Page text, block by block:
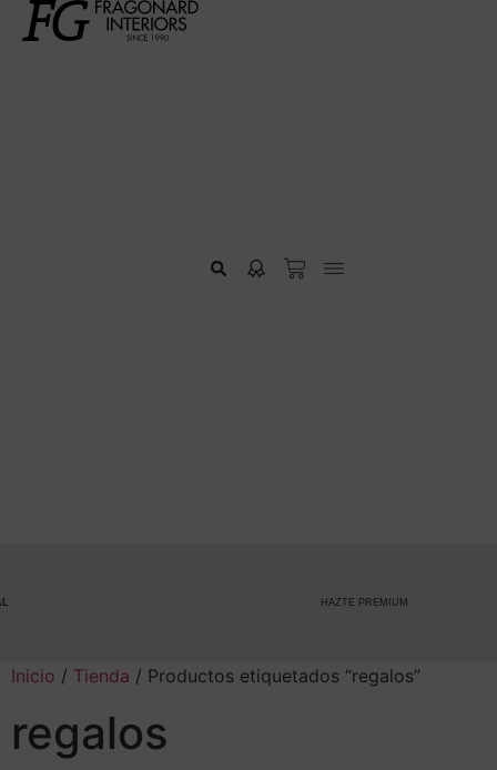
HAZTE PREMIUM
Inicio / Tienda / Productos etiquetados “regalos”
regalos